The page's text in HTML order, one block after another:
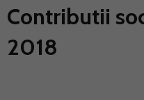
Contributii
2018